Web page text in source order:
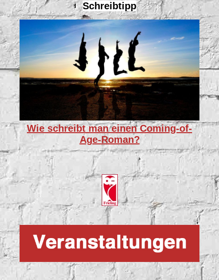
Schreibtipp
Wie schreibt man einen Coming-of-
Age-Roman?